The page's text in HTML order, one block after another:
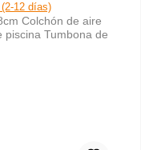
12 días)
Colchón de aire
piscina Tumbona de